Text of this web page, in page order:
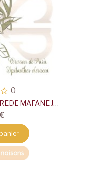
0
CRESSON DE PARA (BREDE MAFANE JAUNE)